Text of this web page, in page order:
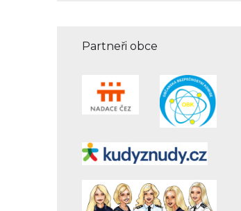
Partneři obce